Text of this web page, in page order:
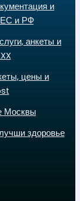
и
ЕС и РФ
анкеты и
цены и
Москвы
здоровье